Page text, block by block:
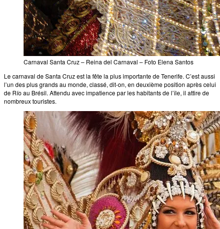
Carnaval Santa Cruz – Reina del Carnaval – Foto Elena Santos
Le carnaval de Santa Cruz est la fête la plus importante de Tenerife. C’est aussi
l’un des plus grands au monde, classé, dit-on, en deuxième position après celui
de Río au Brésil. Attendu avec impatience par les habitants de l’île, il attire de
nombreux touristes.